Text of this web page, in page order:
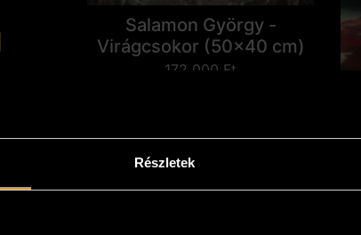
Részletek
Salamon György -
Virágcsokor (50x40 cm)
172 000 Ft